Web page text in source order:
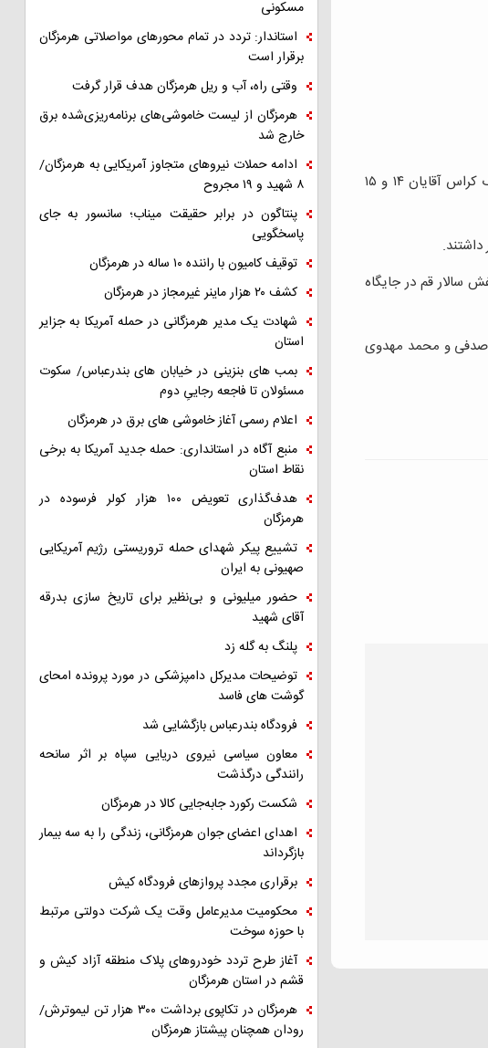
به گزارش روابط عمومی شرکت فولاد هرمزگان، مرحله سوم و چهارم مسابقات لیگ اسلالوم در ۵ ماده در بخش اسلالوم و کایاک کراس آقایان ۱۴ و ۱۵
به دست آورد، هیرو شهرکرد با ۱۵۲ امتیاز دوم شد و کفش سالار قم در جایگاه
صدفی و محمد مهدوی
مسکونی
استاندار: تردد در تمام محورهای مواصلاتی هرمزگان
برقرار است
وقتی راه، آب و ریل هرمزگان هدف قرار گرفت
هرمزگان از لیست خاموشی‌های برنامه‌ریزی‌شده برق
خارج شد
ادامه حملات نیروهای متجاوز آمریکایی به هرمزگان/
۸ شهید و ۱۹ مجروح
پنتاگون در برابر حقیقت میناب؛ سانسور به جای
پاسخگویی
توقیف کامیون با راننده ۱۰ ساله در هرمزگان
کشف ۲۰ هزار ماینر غیرمجاز در هرمزگان
شهادت یک مدیر هرمزگانی در حمله آمریکا به جزایر
استان
بمب های بنزینی در خیابان های بندرعباس/ سکوت
مسئولان تا فاجعه رجاییِ دوم
اعلام رسمی آغاز خاموشی های برق در هرمزگان
منبع آگاه در استانداری: حمله جدید آمریکا به برخی
نقاط استان
هدف‌گذاری تعویض ۱۰۰ هزار کولر فرسوده در
هرمزگان
تشییع پیکر شهدای حمله تروریستی رژیم آمریکایی
صهیونی به ایران
حضور میلیونی و بی‌نظیر برای تاریخ سازی بدرقه
آقای شهید
پلنگ به گله زد
توضیحات مدیرکل دامپزشکی در مورد پرونده امحای
گوشت های فاسد
فرودگاه بندرعباس بازگشایی شد
معاون سیاسی نیروی دریایی سپاه بر اثر سانحه
رانندگی درگذشت
شکست رکورد جابه‌جایی کالا در هرمزگان
اهدای اعضای جوان هرمزگانی، زندگی را به سه بیمار
بازگرداند
برقراری مجدد پروازهای فرودگاه کیش
محکومیت مدیرعامل وقت یک شرکت دولتی مرتبط
با حوزه سوخت
آغاز طرح تردد خودروهای پلاک منطقه آزاد کیش و
قشم در استان هرمزگان
هرمزگان در تکاپوی برداشت ۳۰۰ هزار تن لیموترش/
رودان همچنان پیشتاز هرمزگان